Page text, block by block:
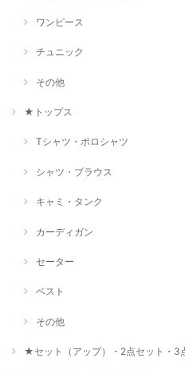
ワンピース
チュニック
その他
★トップス
Tシャツ・ポロシャツ
シャツ・ブラウス
キャミ・タンク
カーディガン
セーター
ベスト
その他
★セット（アップ）・2点セット・3